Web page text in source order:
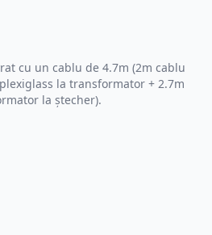
cu un cablu de 4.7m (2m cablu
la transformator + 2.7m
la ștecher).